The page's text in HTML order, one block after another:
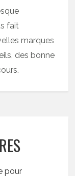
fait
marques
des bonne